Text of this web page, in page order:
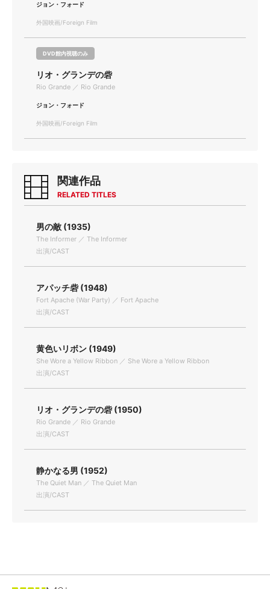
ジョン・フォード
外国映画/Foreign Film
DVD館内視聴のみ
リオ・グランデの砦
Rio Grande ／ Rio Grande
ジョン・フォード
外国映画/Foreign Film
関連作品
RELATED TITLES
男の敵 (1935)
The Informer ／ The Informer
出演/CAST
アパッチ砦 (1948)
Fort Apache (War Party) ／ Fort Apache
出演/CAST
黄色いリボン (1949)
She Wore a Yellow Ribbon ／ She Wore a Yellow Ribbon
出演/CAST
リオ・グランデの砦 (1950)
Rio Grande ／ Rio Grande
出演/CAST
静かなる男 (1952)
The Quiet Man ／ The Quiet Man
出演/CAST